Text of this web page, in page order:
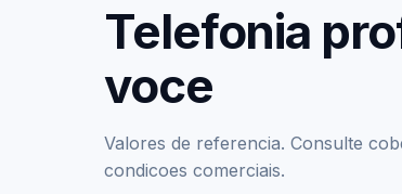
Telefonia
voce
Valores de referencia. Consulte
condicoes comerciais.